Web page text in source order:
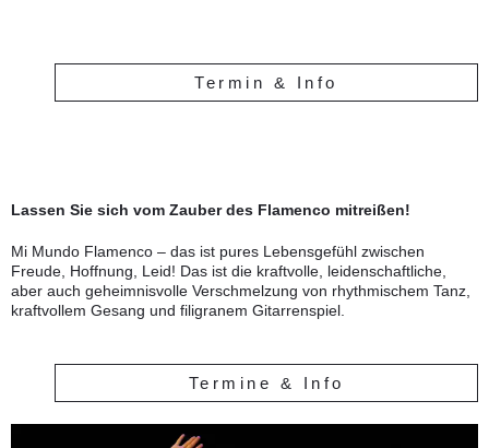
Termin & Info
Lassen Sie sich vom Zauber des Flamenco mitreißen!
Mi Mundo Flamenco – das ist pures Lebensgefühl zwischen
Freude, Hoffnung, Leid! Das ist die kraftvolle, leidenschaftliche,
aber auch geheimnisvolle Verschmelzung von rhythmischem Tanz,
kraftvollem Gesang und filigranem Gitarrenspiel.
Termine & Info